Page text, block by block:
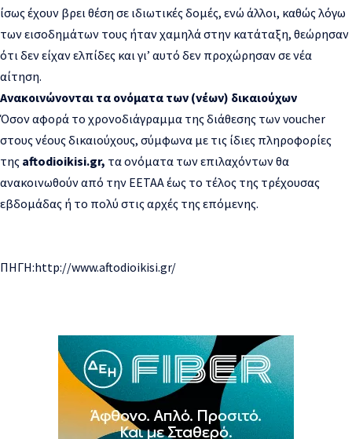
ίσως έχουν βρει θέση σε ιδιωτικές δομές, ενώ άλλοι, καθώς λόγω
των εισοδημάτων τους ήταν χαμηλά στην κατάταξη, θεώρησαν
ότι δεν είχαν ελπίδες και γι’ αυτό δεν προχώρησαν σε νέα
αίτηση.
Ανακοινώνονται τα ονόματα των (νέων) δικαιούχων
Όσον αφορά το χρονοδιάγραμμα της διάθεσης των voucher
στους νέους δικαιούχους, σύμφωνα με τις ίδιες πληροφορίες
της aftodioikisi.gr, τα ονόματα των επιλαχόντων θα
ανακοινωθούν από την ΕΕΤΑΑ έως το τέλος της τρέχουσας
εβδομάδας ή το πολύ στις αρχές της επόμενης.
ΠΗΓΗ:http://www.aftodioikisi.gr/